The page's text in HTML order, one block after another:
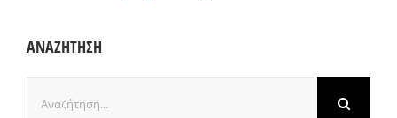
ΑΝΑΖΗΤΗΣΗ
για: